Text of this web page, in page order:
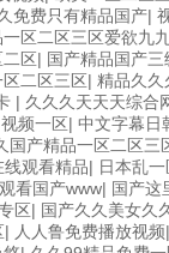
免费只有精品国产|
一区二区三区爱欲九
区| 国产精品国产
二区三区| 精品久久
| 久久久天天天综合
视频一区| 中文字幕日
国产精品一区二区三
线观看精品| 日本乱
观看国产www| 国产这
区| 国产久久美女久
| 人人鲁免费播放视频